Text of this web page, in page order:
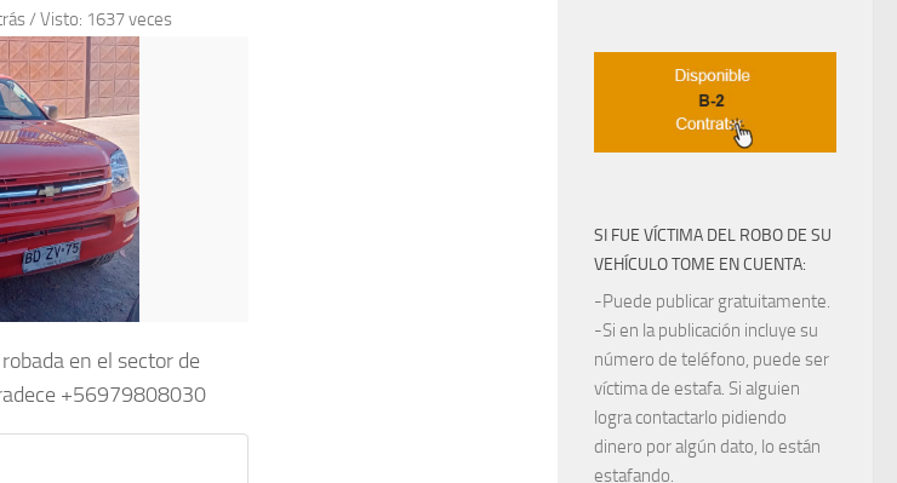
/ Visto: 1637 veces
en el sector de
+56979808030
SI FUE VÍCTIMA DEL ROBO DE SU
VEHÍCULO TOME EN CUENTA:
-Puede publicar gratuitamente.
-Si en la publicación incluye su
número de teléfono, puede ser
víctima de estafa. Si alguien
logra contactarlo pidiendo
dinero por algún dato, lo están
estafando.